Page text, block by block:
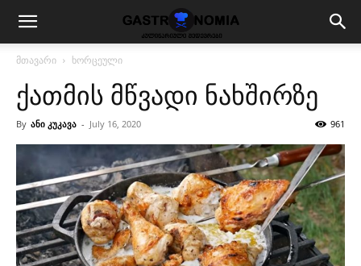
მთავარი ხორცეული
ქათმის მწვადი ნახშირზე
By ანი კუკავა - July 16, 2020 961